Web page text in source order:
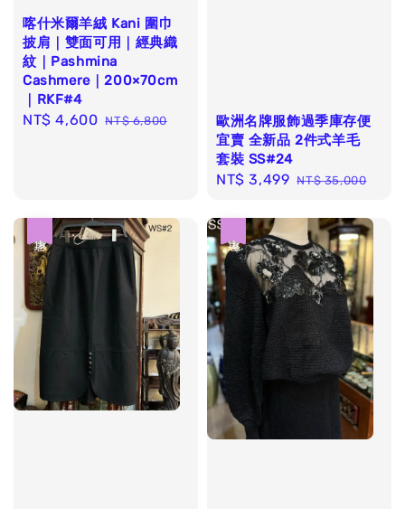
喀什米爾羊絨 Kani 圍巾
披肩｜雙面可用｜經典織
紋｜Pashmina
Cashmere｜200×70cm
｜RKF#4
Sale
NT$ 4,600 Regular
NT$ 6,800
歐洲名牌服飾過季庫存便
宜賣 全新品 2件式羊毛
套裝 SS#24
Sale
NT$ 3,499 Regular
NT$ 35,000